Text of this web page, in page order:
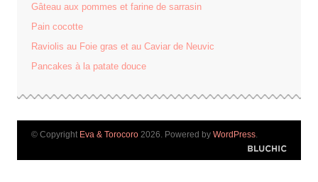
Gâteau aux pommes et farine de sarrasin
Pain cocotte
Raviolis au Foie gras et au Caviar de Neuvic
Pancakes à la patate douce
© Copyright Eva & Torocoro 2026. Powered by WordPress